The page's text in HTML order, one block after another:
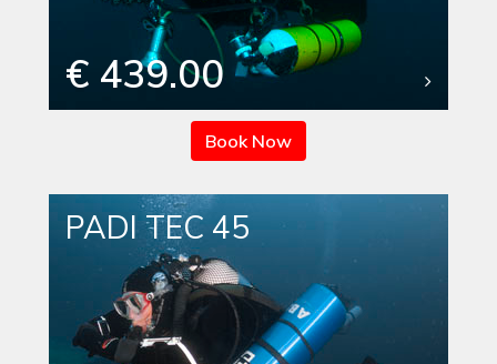
€ 439.00
Book Now
PADI TEC 45